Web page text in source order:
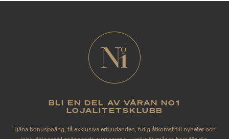
BLI EN DEL AV VÅRAN NO1
LOJALITETSKLUBB
Tjäna bonuspoäng, få exklusiva erbjudanden, tidig åtkomst till nyheter och